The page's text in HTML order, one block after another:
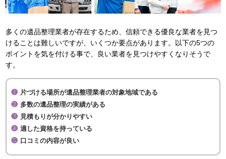
多くの遺品整理業者が存在するため、信頼できる優良な業者を見つ
けることは難しいですが、いくつか要点があります。以下の5つの
ポイントを気を付ける事で、良い業者を見つけやすくなりそうで
す。
片づける場所が遺品整理業者の対象地域である
多数の遺品整理の実績がある
見積もりが分かりやすい
適した資格を持っている
口コミの内容が良い